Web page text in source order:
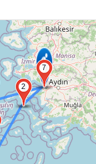
2
7